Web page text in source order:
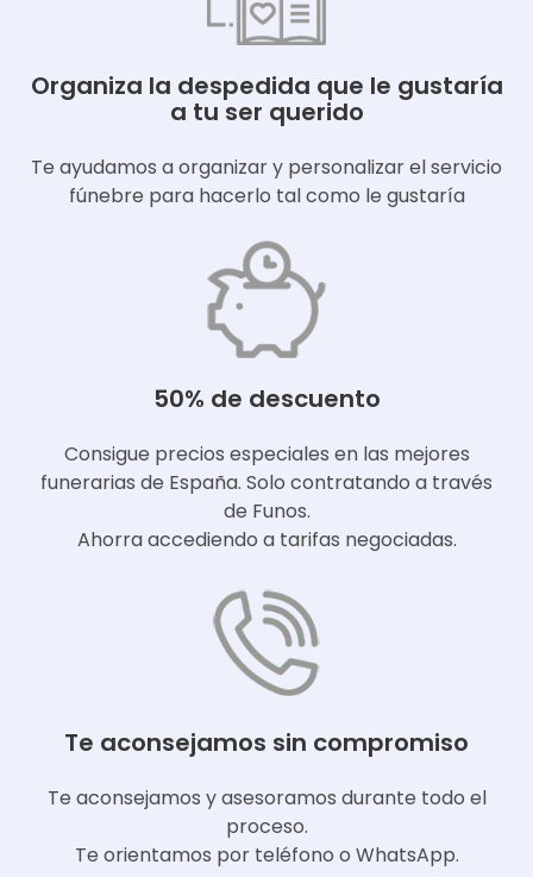
Organiza la despedida que le gustaría
a tu ser querido
Te ayudamos a organizar y personalizar el servicio
fúnebre para hacerlo tal como le gustaría
50% de descuento
Consigue precios especiales en las mejores
funerarias de España. Solo contratando a través
de Funos.
Ahorra accediendo a tarifas negociadas.
Te aconsejamos sin compromiso
Te aconsejamos y asesoramos durante todo el
proceso.
Te orientamos por teléfono o WhatsApp.